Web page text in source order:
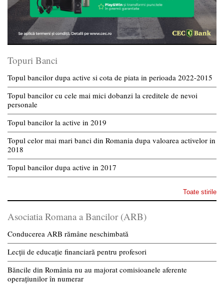
Topuri Banci
Topul bancilor dupa active si cota de piata in perioada 2022-2015
Topul bancilor cu cele mai mici dobanzi la creditele de nevoi
personale
Topul bancilor la active in 2019
Topul celor mai mari banci din Romania dupa valoarea activelor in
2018
Topul bancilor dupa active in 2017
Toate stirile
Asociatia Romana a Bancilor (ARB)
Conducerea ARB rămâne neschimbată
Lecții de educație financiară pentru profesori
Băncile din România nu au majorat comisioanele aferente
operațiunilor în numerar